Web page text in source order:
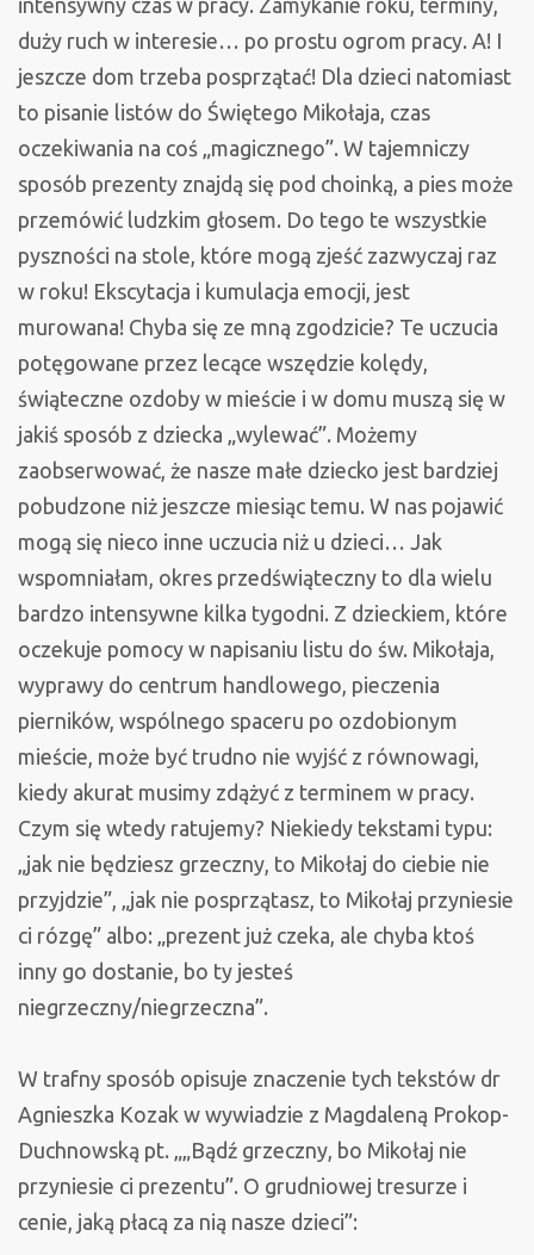
intensywny czas w pracy. Zamykanie roku, terminy,
duży ruch w interesie… po prostu ogrom pracy. A! I
jeszcze dom trzeba posprzątać! Dla dzieci natomiast
to pisanie listów do Świętego Mikołaja, czas
oczekiwania na coś „magicznego”. W tajemniczy
sposób prezenty znajdą się pod choinką, a pies może
przemówić ludzkim głosem. Do tego te wszystkie
pyszności na stole, które mogą zjeść zazwyczaj raz
w roku! Ekscytacja i kumulacja emocji, jest
murowana! Chyba się ze mną zgodzicie? Te uczucia
potęgowane przez lecące wszędzie kolędy,
świąteczne ozdoby w mieście i w domu muszą się w
jakiś sposób z dziecka „wylewać”. Możemy
zaobserwować, że nasze małe dziecko jest bardziej
pobudzone niż jeszcze miesiąc temu. W nas pojawić
mogą się nieco inne uczucia niż u dzieci… Jak
wspomniałam, okres przedświąteczny to dla wielu
bardzo intensywne kilka tygodni. Z dzieckiem, które
oczekuje pomocy w napisaniu listu do św. Mikołaja,
wyprawy do centrum handlowego, pieczenia
pierników, wspólnego spaceru po ozdobionym
mieście, może być trudno nie wyjść z równowagi,
kiedy akurat musimy zdążyć z terminem w pracy.
Czym się wtedy ratujemy? Niekiedy tekstami typu:
„jak nie będziesz grzeczny, to Mikołaj do ciebie nie
przyjdzie”, „jak nie posprzątasz, to Mikołaj przyniesie
ci rózgę” albo: „prezent już czeka, ale chyba ktoś
inny go dostanie, bo ty jesteś
niegrzeczny/niegrzeczna”.
W trafny sposób opisuje znaczenie tych tekstów dr
Agnieszka Kozak w wywiadzie z Magdaleną Prokop-
Duchnowską pt. „„Bądź grzeczny, bo Mikołaj nie
przyniesie ci prezentu”. O grudniowej tresurze i
cenie, jaką płacą za nią nasze dzieci”: